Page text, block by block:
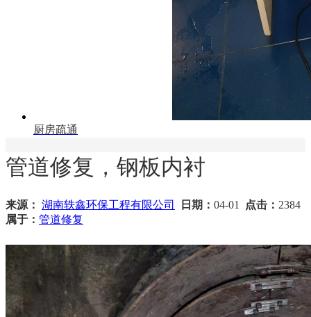
厨房疏通
管道修复，钢板内衬
来源： 湖南轶鑫环保工程有限公司 日期： 04-01 点击： 2384
属于： 管道修复